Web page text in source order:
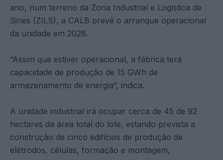
ano, num terreno da Zona Industrial e Logística de
Sines (ZILS), a CALB prevê o arranque operacional
da unidade em 2028.
“Assim que estiver operacional, a fábrica terá
capacidade de produção de 15 GWh de
armazenamento de energia”, indica.
A unidade industrial irá ocupar cerca de 45 de 92
hectares da área total do lote, estando prevista a
construção de cinco edifícios de produção de
elétrodos, células, formação e montagem,